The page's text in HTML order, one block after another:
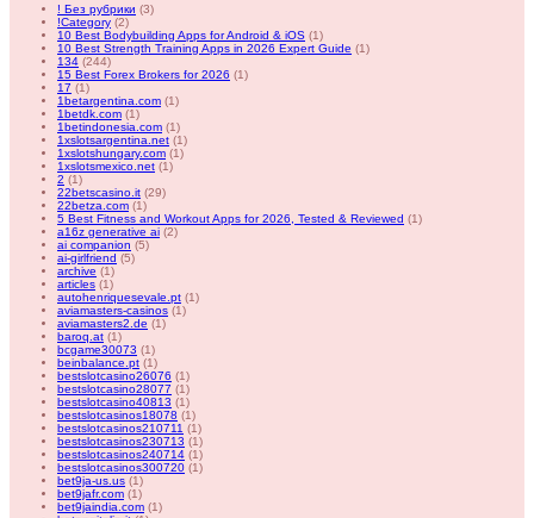
! Без рубрики (3)
!Category (2)
10 Best Bodybuilding Apps for Android & iOS (1)
10 Best Strength Training Apps in 2026 Expert Guide (1)
134 (244)
15 Best Forex Brokers for 2026 (1)
17 (1)
1betargentina.com (1)
1betdk.com (1)
1betindonesia.com (1)
1xslotsargentina.net (1)
1xslotshungary.com (1)
1xslotsmexico.net (1)
2 (1)
22betscasino.it (29)
22betza.com (1)
5 Best Fitness and Workout Apps for 2026, Tested & Reviewed (1)
a16z generative ai (2)
ai companion (5)
ai-girlfriend (5)
archive (1)
articles (1)
autohenriquesevale.pt (1)
aviamasters-casinos (1)
aviamasters2.de (1)
baroq.at (1)
bcgame30073 (1)
beinbalance.pt (1)
bestslotcasino26076 (1)
bestslotcasino28077 (1)
bestslotcasino40813 (1)
bestslotcasinos18078 (1)
bestslotcasinos210711 (1)
bestslotcasinos230713 (1)
bestslotcasinos240714 (1)
bestslotcasinos300720 (1)
bet9ja-us.us (1)
bet9jafr.com (1)
bet9jaindia.com (1)